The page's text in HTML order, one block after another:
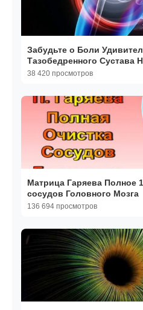
Забудьте о Боли
Тазобедренного Сустава Невероятные Эффекты
Матрицы Гаряева
38 420 просмотров
Матрица Гаряева Полное 100%
сосудов Головного Мозга
136 694 просмотров